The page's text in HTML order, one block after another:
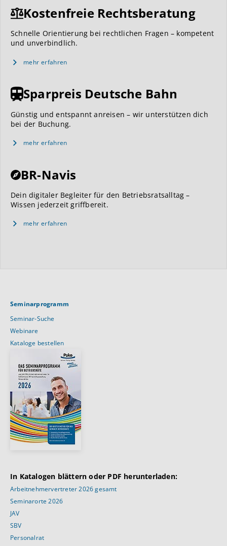
Kostenfreie Rechtsberatung
Schnelle Orientierung bei rechtlichen Fragen – kompetent
und unverbindlich.
mehr erfahren
Sparpreis Deutsche Bahn
Günstig und entspannt anreisen – wir unterstützen dich
bei der Buchung.
mehr erfahren
BR-Navis
Dein digitaler Begleiter für den Betriebsratsalltag –
Wissen jederzeit griffbereit.
mehr erfahren
Seminarprogramm
Seminar-Suche
Webinare
Kataloge bestellen
In Katalogen blättern oder PDF herunterladen:
Arbeitnehmervertreter 2026 gesamt
Seminarorte 2026
JAV
SBV
Personalrat